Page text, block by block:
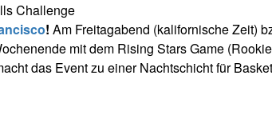
Challenge
! Am Freitagabend (kalifornische Zeit)
mit dem Rising Stars Game
das Event zu einer Nachtschicht für